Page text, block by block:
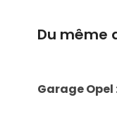
Du même
Garage Opel